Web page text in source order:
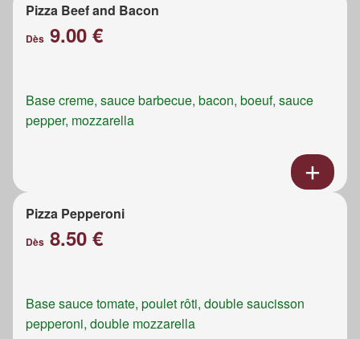
Pizza Beef and Bacon
Dès 9.00 €
Base creme, sauce barbecue, bacon, boeuf, sauce
pepper, mozzarella
Pizza Pepperoni
Dès 8.50 €
Base sauce tomate, poulet rôti, double saucisson
pepperoni, double mozzarella